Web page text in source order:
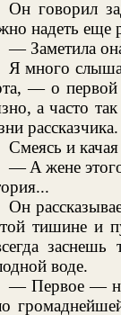
Он говорил
надеть еще
— Заметила
Я много
— о первой
а часто
Смеясь и
— A жене
Он
тишине и
воде.
— Первое —